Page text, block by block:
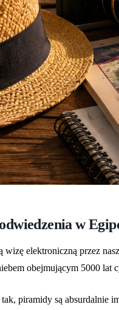
w
wizę elektroniczną przez
obejmującym 5000 lat
piramidy są absurdalnie